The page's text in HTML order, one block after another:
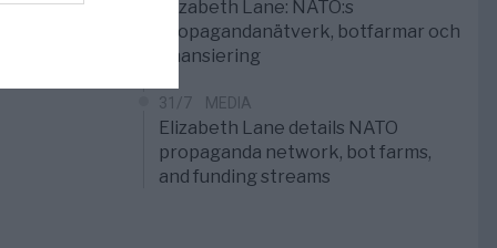
Elizabeth Lane: NATO:s
propagandanätverk, botfarmar och
finansiering
31/7 MEDIA
Elizabeth Lane details NATO
propaganda network, bot farms,
and funding streams